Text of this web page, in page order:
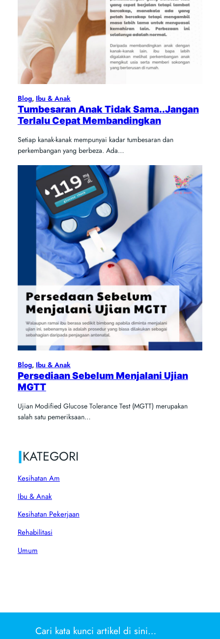
Blog, Ibu & Anak
Tumbesaran Anak Tidak Sama..Jangan
Terlalu Cepat Membandingkan
Setiap kanak-kanak mempunyai kadar tumbesaran dan
perkembangan yang berbeza. Ada…
Blog, Ibu & Anak
Persediaan Sebelum Menjalani Ujian
MGTT
Ujian Modified Glucose Tolerance Test (MGTT) merupakan
salah satu pemeriksaan…
|KATEGORI
Kesihatan Am
Ibu & Anak
Kesihatan Pekerjaan
Rehabilitasi
Umum
Cari kata kunci artikel di sini…